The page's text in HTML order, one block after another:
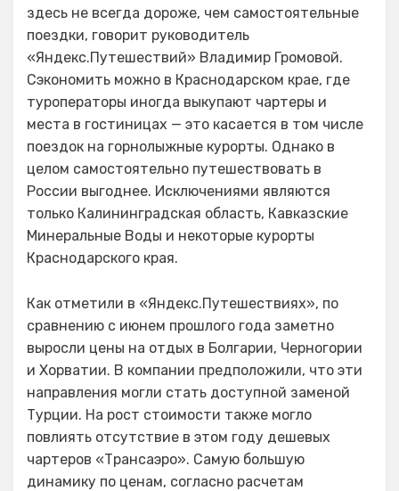
здесь не всегда дороже, чем самостоятельные
поездки, говорит руководитель
«Яндекс.Путешествий» Владимир Громовой.
Сэкономить можно в Краснодарском крае, где
туроператоры иногда выкупают чартеры и
места в гостиницах — это касается в том числе
поездок на горнолыжные курорты. Однако в
целом самостоятельно путешествовать в
России выгоднее. Исключениями являются
только Калининградская область, Кавказские
Минеральные Воды и некоторые курорты
Краснодарского края.
Как отметили в «Яндекс.Путешествиях», по
сравнению с июнем прошлого года заметно
выросли цены на отдых в Болгарии, Черногории
и Хорватии. В компании предположили, что эти
направления могли стать доступной заменой
Турции. На рост стоимости также могло
повлиять отсутствие в этом году дешевых
чартеров «Трансаэро». Самую большую
динамику по ценам, согласно расчетам